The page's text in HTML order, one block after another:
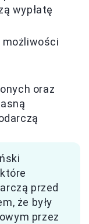
wypłatę
możliwości
oraz
przed
że były
przez